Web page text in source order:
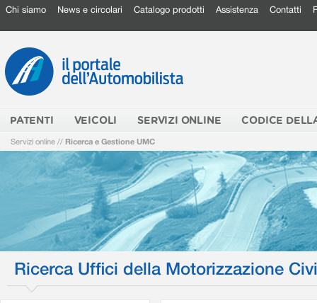
Chi siamo News e circolari Catalogo prodotti Assistenza Contatti
PATENTI VEICOLI SERVIZI ONLINE CODICE
Servizi online // Ricerca e Gestione UMC
Ricerca Uffici della Motorizzazione